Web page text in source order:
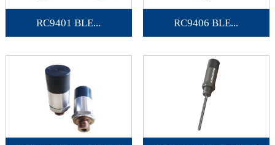
RC9401 BLE... RC9406 BLE...